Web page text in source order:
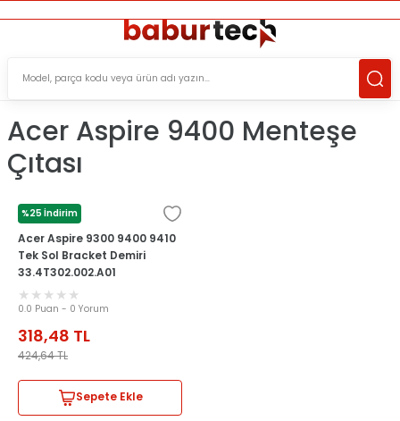
Acer Aspire 9400 Menteşe
Çıtası
%25 İndirim
ACER
Acer Aspire 9300 9400 9410
Tek Sol Bracket Demiri
33.4T302.002.A01
0.0 Puan - 0 Yorum
318,48 TL
424,64TL
Sepete Ekle